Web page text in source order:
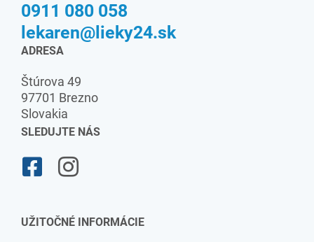
0911 080 058
lekaren@lieky24.sk
ADRESA
Štúrova 49
97701 Brezno
Slovakia
SLEDUJTE NÁS
UŽITOČNÉ INFORMÁCIE